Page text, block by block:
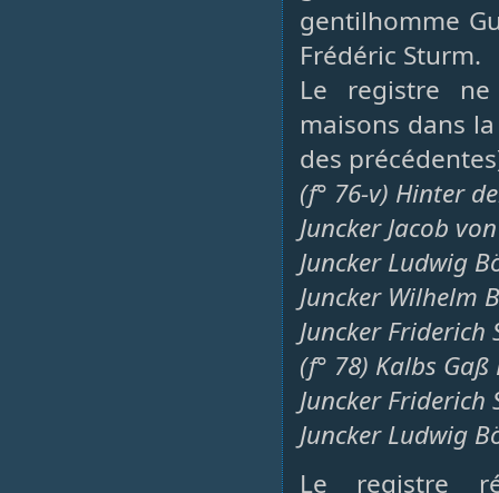
gentilhomme
Frédéric Sturm.
Le registre
maisons dans
des
(f° 76-v) Hinter
Juncker Jacob
Juncker Ludwig
Juncker Wilhelm
Juncker Friderich
(f° 78) Kalbs
Juncker Friderich
Juncker Ludwig
Le registre